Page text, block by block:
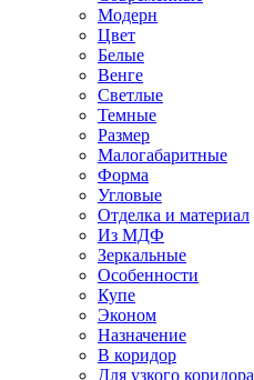
Модерн
Цвет
Белые
Венге
Светлые
Темные
Размер
Малогабаритные
Форма
Угловые
Отделка и материал
Из МДФ
Зеркальные
Особенности
Купе
Эконом
Назначение
В коридор
Для узкого коридора